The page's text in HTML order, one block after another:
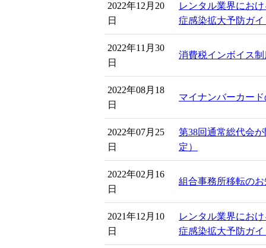
2022年12月20
日
レンタル業界にお
症感染拡大予防ガ
2022年11月30
日
消費税インボイス
2022年08月18
日
マイナンバーカー
2022年07月25
日
第38回通常総代会
定）
2022年02月16
日
組合事務所移転の
2021年12月10
日
レンタル業界にお
症感染拡大予防ガ